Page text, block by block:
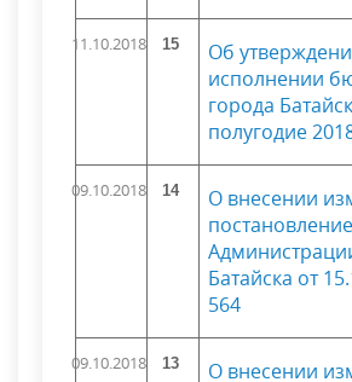
11.10.2018 15
Об
исполнении
города
полугодие
09.10.2018 14
О внесении
постановление
Батайска от
564
09.10.2018 13 О внесении